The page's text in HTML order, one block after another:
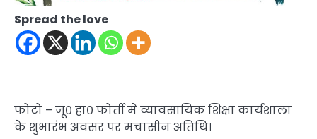
Spread the love
फोटो – जू० हा० फोर्ती में व्यावसायिक शिक्षा कार्यशाला
के शुभारंभ अवसर पर मंचासीन अतिथि।